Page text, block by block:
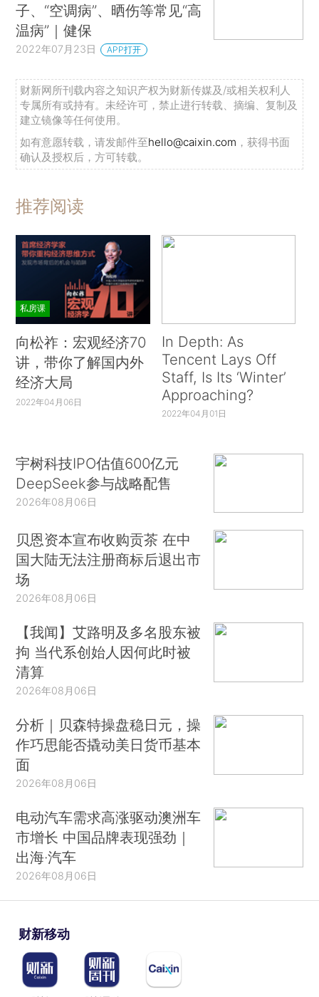
子、“空调病”、晒伤等常见“高
温病”｜健保
2022年07月23日 APP打开
财新网所刊载内容之知识产权为财新传媒及/或相关权利人
专属所有或持有。未经许可，禁止进行转载、摘编、复制及
建立镜像等任何使用。
如有意愿转载，请发邮件至hello@caixin.com ，获得书面
确认及授权后，方可转载。
推荐阅读
私房课
向松祚：宏观经济70
讲，带你了解国内外
经济大局
2022年04月06日
In Depth: As
Tencent Lays Off
Staff, Is Its ‘Winter’
Approaching?
2022年04月01日
宇树科技IPO估值600亿元
DeepSeek参与战略配售
2026年08月06日
贝恩资本宣布收购贡茶 在中
国大陆无法注册商标后退出市
场
2026年08月06日
【我闻】艾路明及多名股东被
拘 当代系创始人因何此时被
清算
2026年08月06日
分析｜贝森特操盘稳日元，操
作巧思能否撬动美日货币基本
面
2026年08月06日
电动汽车需求高涨驱动澳洲车
市增长 中国品牌表现强劲｜
出海·汽车
2026年08月06日
财新移动